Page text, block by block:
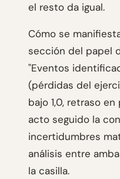
el resto da igual.
Cómo se
sección del papel
"Eventos
(pérdidas del
bajo 1,0, retraso
acto seguido la
incertidumbres
análisis entre
la casilla.